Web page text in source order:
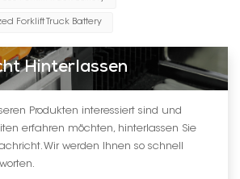
Forklift Truck Battery
Hinterlassen
Produkten interessiert sind und
erfahren möchten, hinterlassen Sie
Wir werden Ihnen so schnell